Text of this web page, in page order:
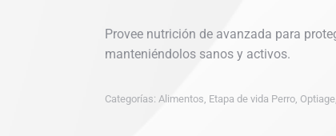
Provee nutrición de avanzada para
manteniéndolos sanos y activos.
Categorías: Alimentos, Etapa de vida Perro, Optiage